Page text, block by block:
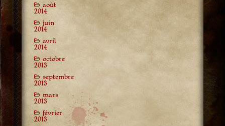
août
2014
juin
2014
avril
2014
octobre
2013
septembre
2013
mars
2013
février
2013